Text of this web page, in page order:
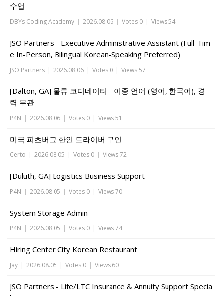
수업
DBYs Coding Academy | 2026.08.06 | Votes 0 | Views 54
JSO Partners - Executive Administrative Assistant (Full-Tim
e In-Person, Bilingual Korean-Speaking Preferred)
JSO Partners | 2026.08.06 | Votes 0 | Views 57
[Dalton, GA] 물류 코디네이터 - 이중 언어 (영어, 한국어), 경
력 무관
P4N | 2026.08.06 | Votes 0 | Views 51
미국 피츠버그 한인 드라이버 구인
Certo | 2026.08.05 | Votes 0 | Views 72
[Duluth, GA] Logistics Business Support
P4N | 2026.08.05 | Votes 0 | Views 70
System Storage Admin
P4N | 2026.08.05 | Votes 0 | Views 74
Hiring Center City Korean Restaurant
Jay | 2026.08.05 | Votes 0 | Views 60
JSO Partners - Life/LTC Insurance & Annuity Support Specia